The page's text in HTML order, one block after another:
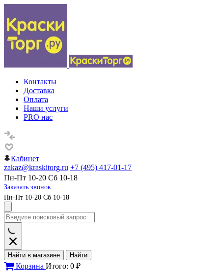
Контакты
Доставка
Оплата
Наши услуги
PRO нас
Кабинет
zakaz@kraskitorg.ru +7 (495) 417-01-17
Пн-Пт 10-20 Сб 10-18
Заказать звонок
Пн-Пт 10-20 Сб 10-18
Найти в магазине Найти
Корзина Итого: 0 ₽